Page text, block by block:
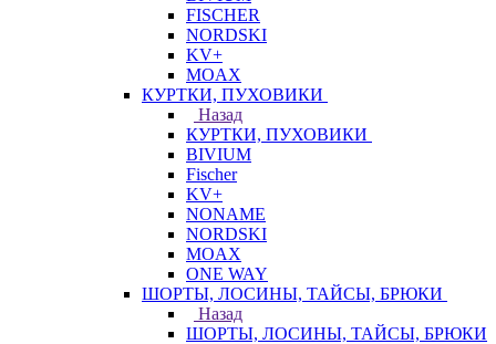
FISCHER
NORDSKI
KV+
MOAX
КУРТКИ, ПУХОВИКИ
Назад
КУРТКИ, ПУХОВИКИ
BIVIUM
Fischer
KV+
NONAME
NORDSKI
MOAX
ONE WAY
ШОРТЫ, ЛОСИНЫ, ТАЙСЫ, БРЮКИ
Назад
ШОРТЫ, ЛОСИНЫ, ТАЙСЫ, БРЮКИ